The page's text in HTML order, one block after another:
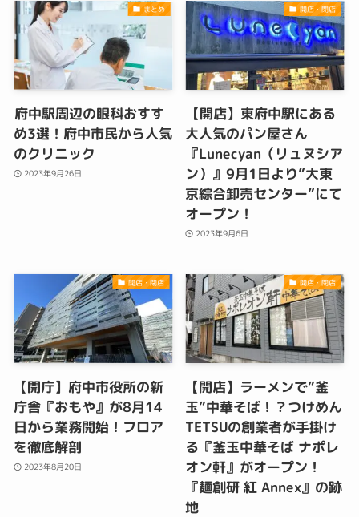
まとめ
府中駅周辺の眼科おすす
め3選！府中市民から人気
のクリニック
2023年9月26日
開店・閉店
【開店】東府中駅にある
大人気のパン屋さん
『Lunecyan（リュヌシア
ン）』9月1日より”大東
京綜合卸売センター”にて
オープン！
2023年9月6日
開店・閉店
【開庁】府中市役所の新
庁舎『おもや』が8月14
日から業務開始！フロア
を徹底解剖
2023年8月20日
開店・閉店
【開店】ラーメンで”釜
玉”中華そば！？つけめん
TETSUの創業者が手掛け
る『釜玉中華そば ナポレ
オン軒』がオープン！
『麺創研 紅 Annex』の跡
地